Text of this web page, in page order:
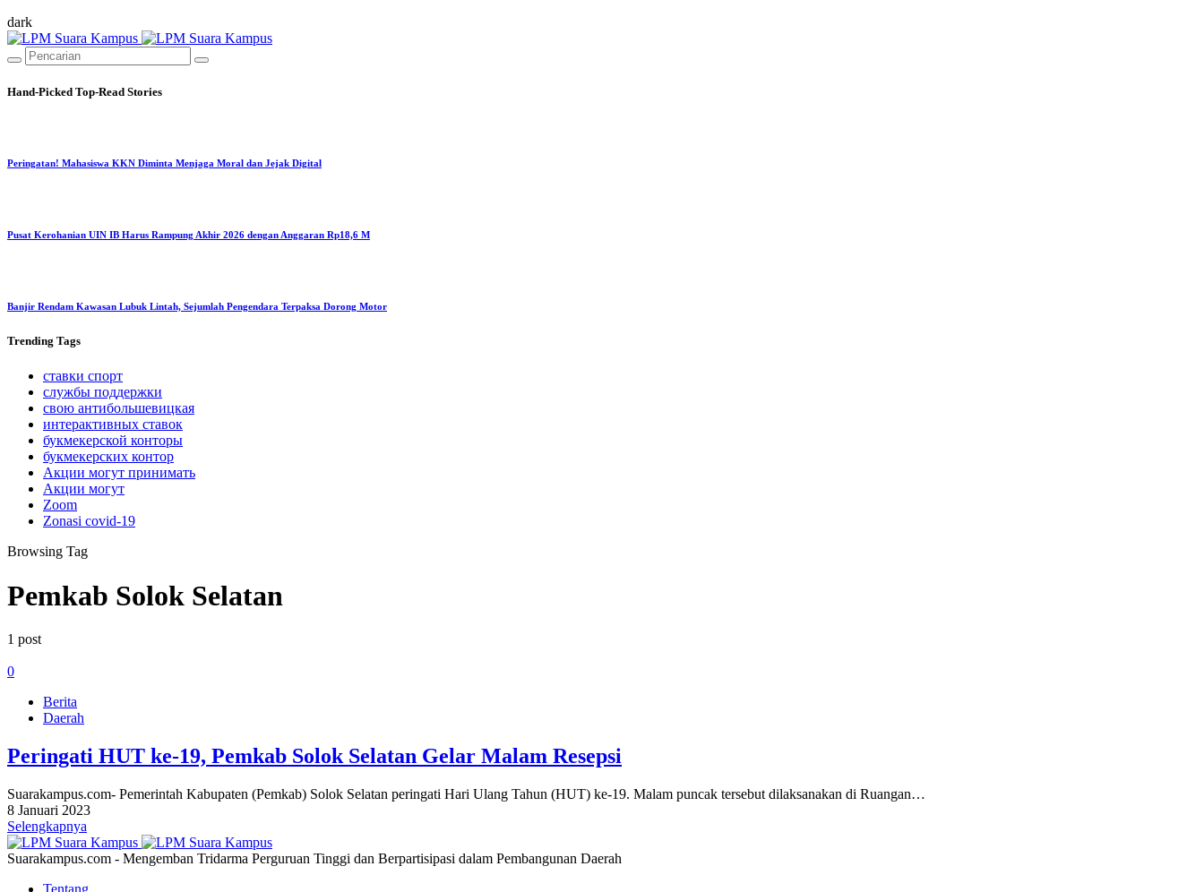
dark
Hand-Picked Top-Read Stories
Peringatan! Mahasiswa KKN Diminta Menjaga Moral dan Jejak Digital
Pusat Kerohanian UIN IB Harus Rampung Akhir 2026 dengan Anggaran Rp18,6 M
Banjir Rendam Kawasan Lubuk Lintah, Sejumlah Pengendara Terpaksa Dorong Motor
Trending Tags
ставки спорт
службы поддержки
свою антибольшевицкая
интерактивных ставок
букмекерской конторы
букмекерских контор
Акции могут принимать
Акции могут
Zoom
Zonasi covid-19
Browsing Tag
Pemkab Solok Selatan
1 post
0
Berita
Daerah
Peringati HUT ke-19, Pemkab Solok Selatan Gelar Malam Resepsi
Suarakampus.com- Pemerintah Kabupaten (Pemkab) Solok Selatan peringati Hari Ulang Tahun (HUT) ke-19. Malam puncak tersebut dilaksanakan di Ruangan…
8 Januari 2023
Selengkapnya
Suarakampus.com - Mengemban Tridarma Perguruan Tinggi dan Berpartisipasi dalam Pembangunan Daerah
Tentang